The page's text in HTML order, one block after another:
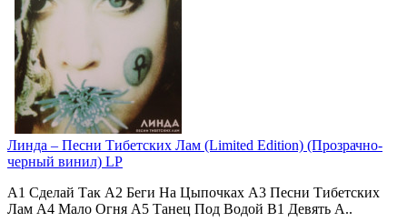
Линда ‎– Песни Тибетских Лам (Limited Edition) (Прозрачно-
черный винил) LP
A1 Сделай Так A2 Беги На Цыпочках A3 Песни Тибетских
Лам A4 Мало Огня A5 Танец Под Водой B1 Девять А..